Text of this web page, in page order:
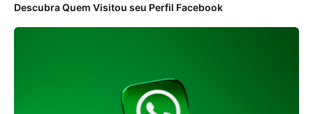
Descubra Quem Visitou seu Perfil Facebook